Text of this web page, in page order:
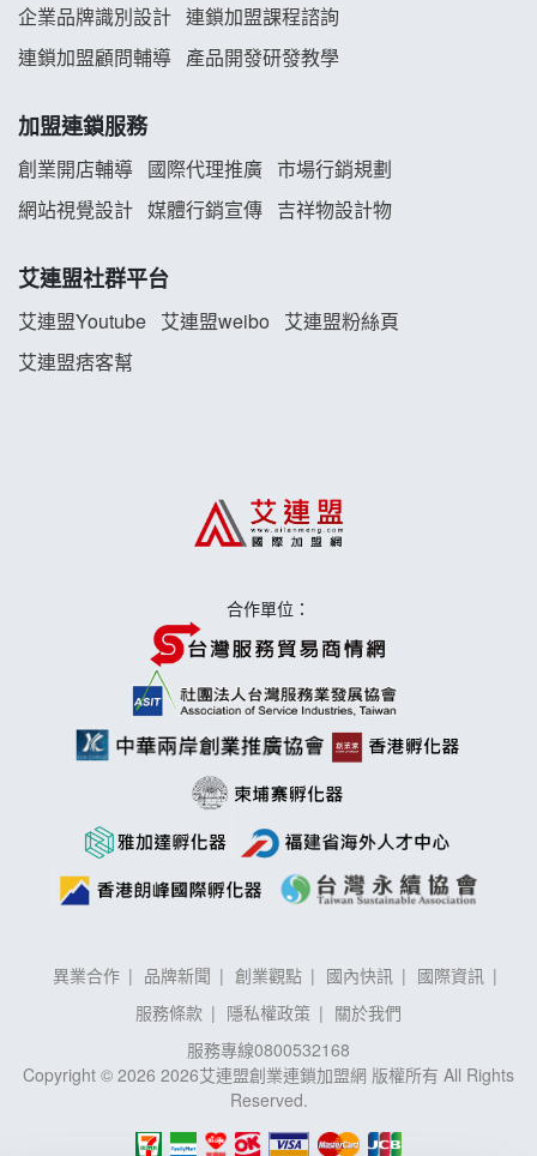
Mr.Wish加盟說明會
雞咕雞咕加盟說明會
TEA TOP加盟說明會
珍好味臭臭鍋加盟說明會
藍象廷泰式火鍋加盟說明會
日十。早午食加盟說明會
莫尼早餐Morni加盟說明會
企業品牌識別設計 連鎖加盟課程諮詢
連鎖加盟顧問輔導 產品開發研發教學
加盟連鎖服務
創業開店輔導 國際代理推廣 市場行銷規劃
網站視覺設計 媒體行銷宣傳 吉祥物設計物
艾連盟社群平台
艾連盟Youtube 艾連盟weibo
艾連盟粉絲頁
艾連盟痞客幫
合作單位：
異業合作 品牌新聞 創業觀點 國內快訊
國際資訊
服務條款
隱私權政策
關於我們
服務專線0800532168
Copyright © 2026 2026艾連盟創業連鎖加盟網 版權所有 All Rights
Reserved.